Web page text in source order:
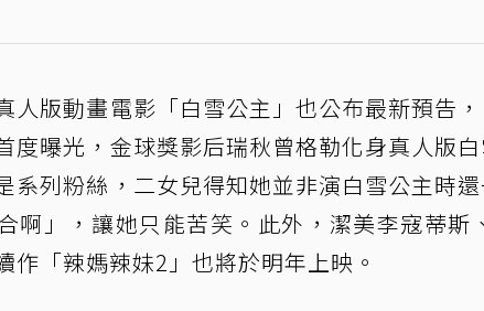
人版動畫電影「白雪公主」也公布最新預告，
度曝光，金球獎影后瑞秋曾格勒化身真人版
系列粉絲，二女兒得知她並非演白雪公主時
啊」，讓她只能苦笑。此外，潔美李寇蒂斯
作「辣媽辣妹2」也將於明年上映。